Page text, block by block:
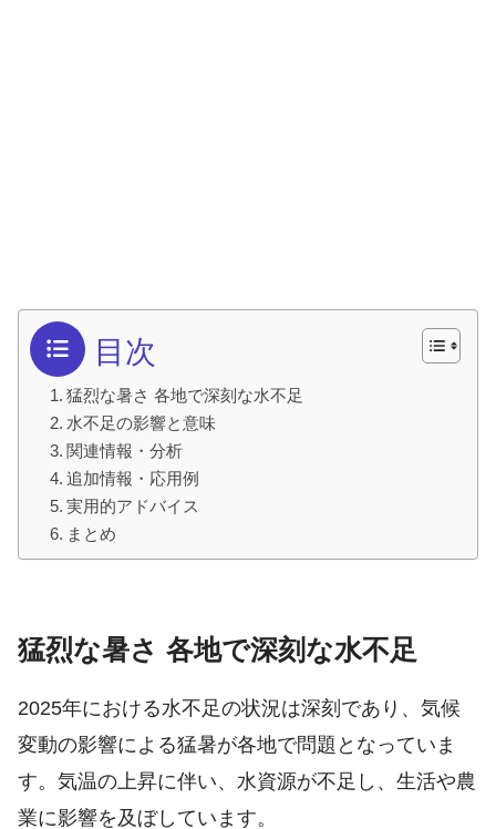
目次
猛烈な暑さ 各地で深刻な水不足
水不足の影響と意味
関連情報・分析
追加情報・応用例
実用的アドバイス
まとめ
猛烈な暑さ 各地で深刻な水不足
2025年における水不足の状況は深刻であり、気候
変動の影響による猛暑が各地で問題となっていま
す。気温の上昇に伴い、水資源が不足し、生活や農
業に影響を及ぼしています。